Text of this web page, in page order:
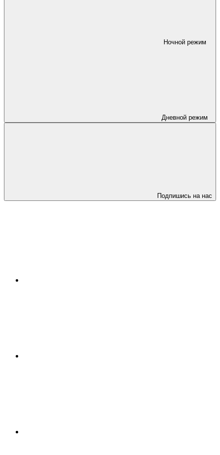
Ночной режим
Дневной режим
Подпишись на нас